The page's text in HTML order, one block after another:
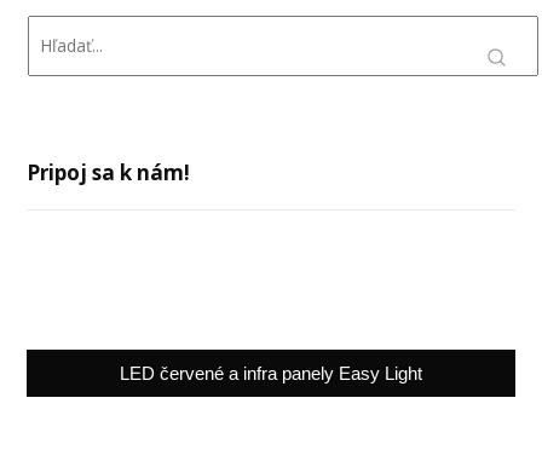
Pripoj sa k nám!
LED červené a infra panely Easy Light